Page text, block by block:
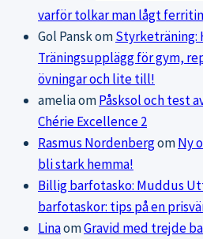
varför tolkar man lågt ferritin
Gol PanskomStyrketräning:
Träningsupplägg för gym,
övningar och lite till!
ameliaomPåsksol och test
Chérie Excellence 2
Rasmus NordenbergomNy
bli stark hemma!
Billig barfotasko: Muddus
barfotaskor: tips på en
LinaomGravid med trejde